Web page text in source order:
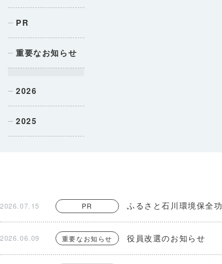
PR
重要なお知らせ
2026
2025
2026.07.15 PR ふるさと石川環境保全
2026.06.09 重要なお知らせ 役員改選のお知らせ